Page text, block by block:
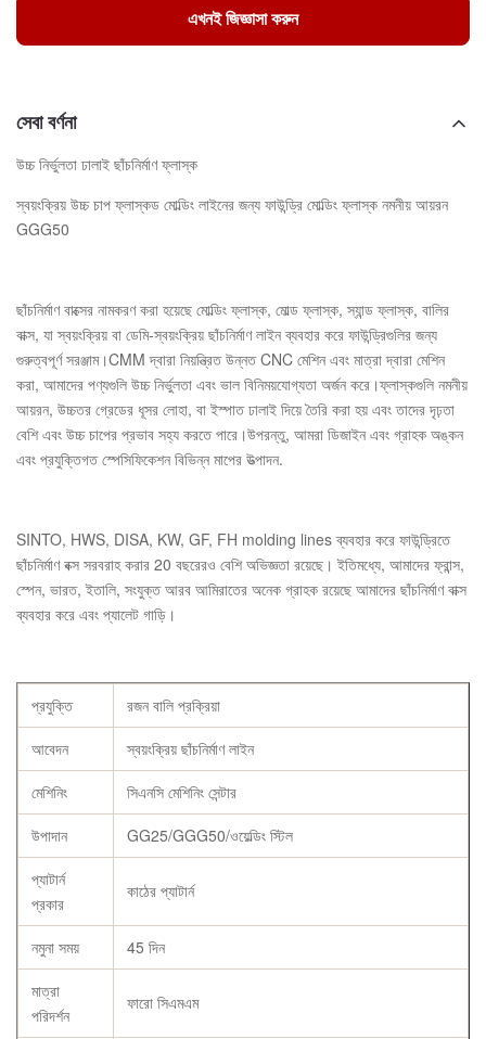
এখনই জিজ্ঞাসা করুন
সেবা বর্ণনা
উচ্চ নির্ভুলতা ঢালাই ছাঁচনির্মাণ ফ্লাস্ক
স্বয়ংক্রিয় উচ্চ চাপ ফ্লাস্কড মোল্ডিং লাইনের জন্য ফাউন্ড্রি মোল্ডিং ফ্লাস্ক নমনীয় আয়রন
GGG50
ছাঁচনির্মাণ বাক্সের নামকরণ করা হয়েছে মোল্ডিং ফ্লাস্ক, মোল্ড ফ্লাস্ক, স্যান্ড ফ্লাস্ক, বালির
বাক্স, যা স্বয়ংক্রিয় বা ডেমি-স্বয়ংক্রিয় ছাঁচনির্মাণ লাইন ব্যবহার করে ফাউন্ড্রিগুলির জন্য
গুরুত্বপূর্ণ সরঞ্জাম।CMM দ্বারা নিয়ন্ত্রিত উন্নত CNC মেশিন এবং মাত্রা দ্বারা মেশিন
করা, আমাদের পণ্যগুলি উচ্চ নির্ভুলতা এবং ভাল বিনিময়যোগ্যতা অর্জন করে।ফ্লাস্কগুলি নমনীয়
আয়রন, উচ্চতর গ্রেডের ধূসর লোহা, বা ইস্পাত ঢালাই দিয়ে তৈরি করা হয় এবং তাদের দৃঢ়তা
বেশি এবং উচ্চ চাপের প্রভাব সহ্য করতে পারে।উপরন্তু, আমরা ডিজাইন এবং গ্রাহক অঙ্কন
এবং প্রযুক্তিগত স্পেসিফিকেশন বিভিন্ন মাপের উত্পাদন.
SINTO, HWS, DISA, KW, GF, FH molding lines ব্যবহার করে ফাউন্ড্রিতে
ছাঁচনির্মাণ বক্স সরবরাহ করার 20 বছরেরও বেশি অভিজ্ঞতা রয়েছে। ইতিমধ্যে, আমাদের ফ্রান্স,
স্পেন, ভারত, ইতালি, সংযুক্ত আরব আমিরাতের অনেক গ্রাহক রয়েছে আমাদের ছাঁচনির্মাণ বাক্স
ব্যবহার করে এবং প্যালেট গাড়ি।
প্রযুক্তি
রজন বালি প্রক্রিয়া
আবেদন
স্বয়ংক্রিয় ছাঁচনির্মাণ লাইন
মেশিনিং
সিএনসি মেশিনিং সেন্টার
উপাদান
GG25/GGG50/ওয়েল্ডিং স্টিল
প্যাটার্ন
প্রকার
কাঠের প্যাটার্ন
নমুনা সময়
45 দিন
মাত্রা
পরিদর্শন
ফারো সিএমএম